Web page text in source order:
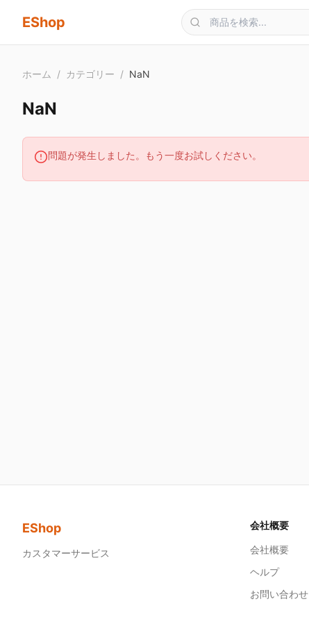
EShop
ホーム / カテゴリー / NaN
NaN
問題が発生しました。もう一度お試しください。
EShop
カスタマーサービス
会社概要
会社概要
ヘルプ
お問い合わせ